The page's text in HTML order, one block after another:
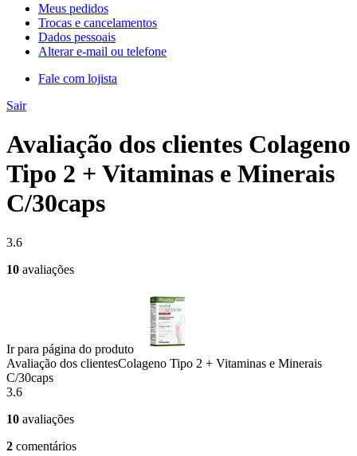
Meus pedidos
Trocas e cancelamentos
Dados pessoais
Alterar e-mail ou telefone
Fale com lojista
Sair
Avaliação dos clientes Colageno
Tipo 2 + Vitaminas e Minerais
C/30caps
3.6
10 avaliações
Ir para página do produto
Avaliação dos clientesColageno Tipo 2 + Vitaminas e Minerais
C/30caps
3.6
10 avaliações
2 comentários